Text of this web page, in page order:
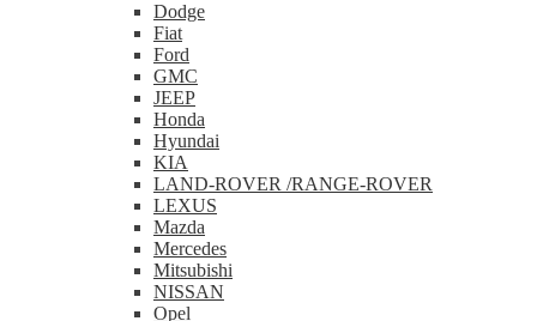
Dodge
Fiat
Ford
GMC
JEEP
Honda
Hyundai
KIA
LAND-ROVER /RANGE-ROVER
LEXUS
Mazda
Mercedes
Mitsubishi
NISSAN
Opel